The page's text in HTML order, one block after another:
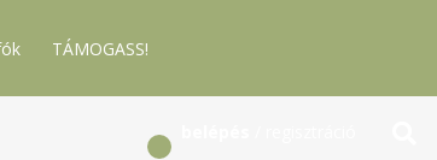
TÁMOGASS!